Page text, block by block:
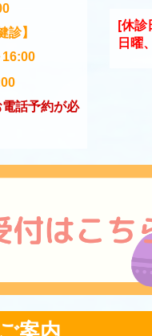
診】
話予約が必
[休診
日曜
案内